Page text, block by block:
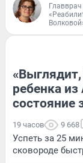
«Выглядит,
ребенка
состояние
19 часов 9 668
Успеть за 25
сковороде